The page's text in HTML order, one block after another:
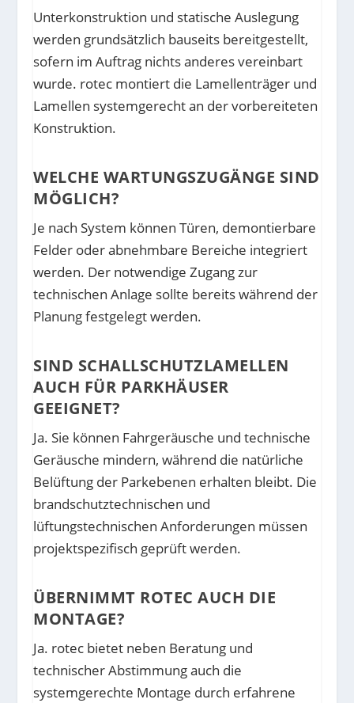
Unterkonstruktion und statische Auslegung
werden grundsätzlich bauseits bereitgestellt,
sofern im Auftrag nichts anderes vereinbart
wurde. rotec montiert die Lamellenträger und
Lamellen systemgerecht an der vorbereiteten
Konstruktion.
WELCHE WARTUNGSZUGÄNGE SIND
MÖGLICH?
Je nach System können Türen, demontierbare
Felder oder abnehmbare Bereiche integriert
werden. Der notwendige Zugang zur
technischen Anlage sollte bereits während der
Planung festgelegt werden.
SIND SCHALLSCHUTZLAMELLEN
AUCH FÜR PARKHÄUSER
GEEIGNET?
Ja. Sie können Fahrgeräusche und technische
Geräusche mindern, während die natürliche
Belüftung der Parkebenen erhalten bleibt. Die
brandschutztechnischen und
lüftungstechnischen Anforderungen müssen
projektspezifisch geprüft werden.
ÜBERNIMMT ROTEC AUCH DIE
MONTAGE?
Ja. rotec bietet neben Beratung und
technischer Abstimmung auch die
systemgerechte Montage durch erfahrene